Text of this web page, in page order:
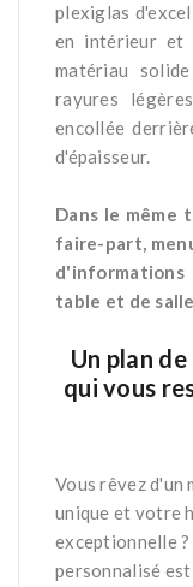
plexiglas
en intérieur et
matériau
rayures
encollée
d'épaisseur.
Dans le même
faire-part,
d'informations
table et de
Un plan
qui vous
Vous rêvez
unique et votre
exceptionnelle
personnalisé